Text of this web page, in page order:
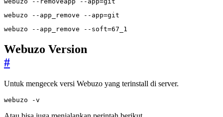
webuzo --app_remove --app=git
webuzo --app_remove --soft=67_1
Webuzo Version
#
Untuk mengecek versi Webuzo yang terinstall di server.
webuzo -v